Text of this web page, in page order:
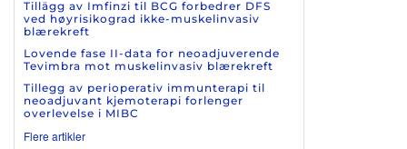
Tillägg av Imfinzi til BCG forbedrer DFS
ved høyrisikograd ikke-muskelinvasiv
blærekreft
Lovende fase II-data for neoadjuverende
Tevimbra mot muskelinvasiv blærekreft
Tillegg av perioperativ immunterapi til
neoadjuvant kjemoterapi forlenger
overlevelse i MIBC
Flere artikler